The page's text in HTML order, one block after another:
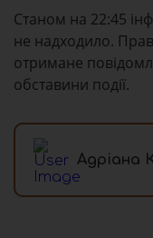
Станом на 22:45
не надходило.
отримане
обставини події.
Адріана